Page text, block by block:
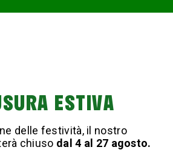
professionali.
(MI)
PRODOTTI
Cucina
ESTIVA
delle festività, il nostro
chiuso dal 4 al 27 agosto.